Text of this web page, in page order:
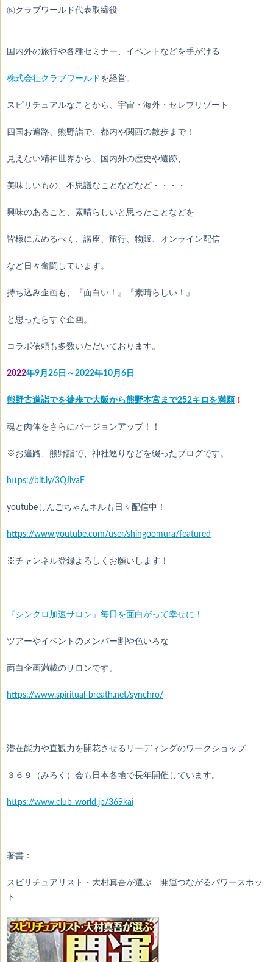
㈱クラブワールド代表取締役
国内外の旅行や各種セミナー、イベントなどを手がける
株式会社クラブワールド を経営。
スピリチュアルなことから、宇宙・海外・セレブリゾート
四国お遍路、熊野詣で、都内や関西の散歩まで！
見えない精神世界から、国内外の歴史や遺跡、
美味しいもの、不思議なことなどなど・・・・
興味のあること、素晴らしいと思ったことなどを
皆様に広めるべく、講座、旅行、物販、オンライン配信
など日々奮闘しています。
持ち込み企画も、 『面白い！』『素晴らしい！』
と思ったらすぐ企画。
コラボ依頼も多数いただいております。
2022年9月26日～2022年10月6日
熊野古道詣でを徒歩で大阪から熊野本宮まで252キロを満願 ！
魂と肉体をさらにバージョンアップ！！
※お遍路、熊野詣で、神社巡りなどを綴ったブログです。
https://bit.ly/3QJivaF
youtubeしんごちゃんネルも日々配信中！
https://www.youtube.com/user/shingoomura/featured
※チャンネル登録よろしくお願いします！
『シンクロ加速サロン』毎日を面白がって幸せに！
ツアーやイベントのメンバー割や色いろな
面白企画満載のサロンです。
https://www.spiritual-breath.net/synchro/
潜在能力や直観力を開花させるリーディングのワークショップ
３６９（みろく）会 も日本各地で長年開催しています。
https://www.club-world.jp/369kai
著書：
スピリチュアリスト・大村真吾が選ぶ 開運つながるパワースポッ
ト